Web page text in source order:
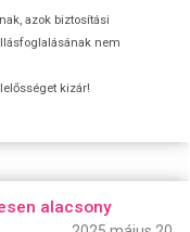
azok biztosítási
nem
kizár!
alacsony